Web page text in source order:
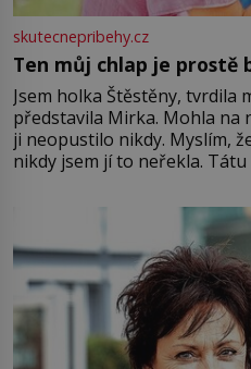
skutecnepribehy.cz
Ten můj chlap je prostě
Jsem holka Štěstěny, tvrdila
představila Mirka. Mohla na
ji neopustilo nikdy. Myslím,
nikdy jsem jí to neřekla. Tátu
Jsme spolu moc rádi Tehdy